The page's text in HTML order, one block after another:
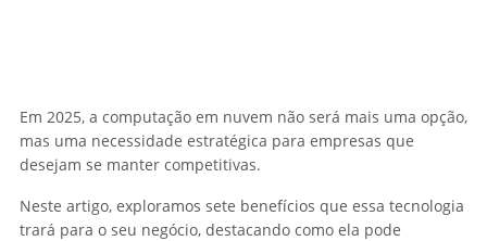
Em 2025, a computação em nuvem não será mais uma opção,
mas uma necessidade estratégica para empresas que
desejam se manter competitivas.
Neste artigo, exploramos sete benefícios que essa tecnologia
trará para o seu negócio, destacando como ela pode